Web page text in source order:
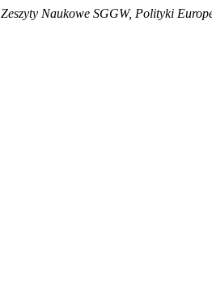
Zeszyty Naukowe SGGW, Polityki